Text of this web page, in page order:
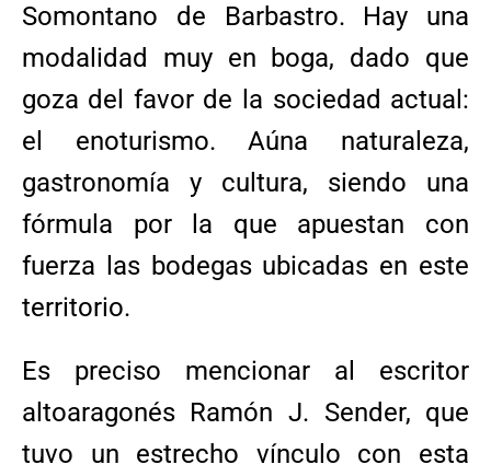
Somontano de Barbastro. Hay una
modalidad muy en boga, dado que
goza del favor de la sociedad actual:
el enoturismo. Aúna naturaleza,
gastronomía y cultura, siendo una
fórmula por la que apuestan con
fuerza las bodegas ubicadas en este
territorio.
Es preciso mencionar al escritor
altoaragonés Ramón J. Sender, que
tuvo un estrecho vínculo con esta